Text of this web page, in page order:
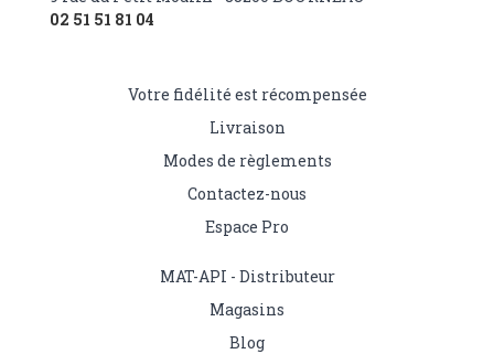
02 51 51 81 04
Votre fidélité est récompensée
Livraison
Modes de règlements
Contactez-nous
Espace Pro
MAT-API - Distributeur
Magasins
Blog